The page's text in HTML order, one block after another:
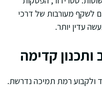
לשקף מעורבות של דרכי
עדין יותר.
ותכנון קדימה
ולקבוע רמת תמיכה נדרשת.